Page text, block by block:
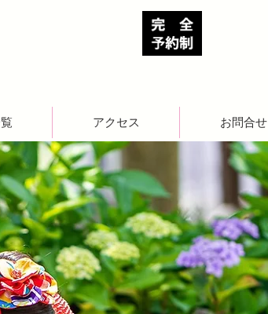
アクセス お問合せ